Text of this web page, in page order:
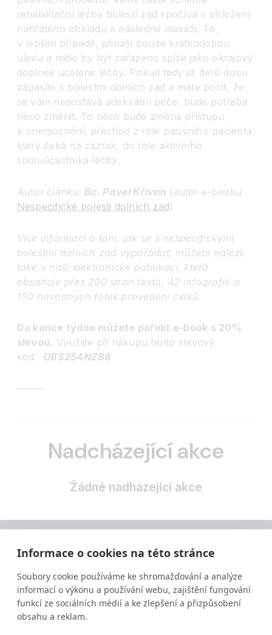
Informace o cookies na této stránce
Soubory cookie používáme ke shromažďování a analýze
informací o výkonu a používání webu, zajištění fungování
funkcí ze sociálních médií a ke zlepšení a přizpůsobení
obsahu a reklam.
rehabilitační léčby bolestí zad spočívá v přiložení
nahřátého obkladu a následné masáži. To,
v lepším případě, přináší pouze krátkodobou
úlevu a mělo by být zařazeno spíše jako okrajový
doplněk ucelené léčby. Pokud tedy již delší dobu
zápasíte s bolestmi dolních zad a máte pocit, že
se vám nedostává adekvátní péče, bude potřeba
něco změnit. To něco bude změna přístupu
k onemocnění; přechod z role pasivního pacienta,
který čeká na zázrak, do role aktivního
spoluúčastníka léčby.
Autor článku: Bc. Pavel Křivan (autor e-booku
Nespecifické bolesti dolních zad)
Více informací o tom, jak se s nespecifickými
bolestmi dolních zad vypořádat, můžete nalézt
také v naší elektronické publikaci, která
obsahuje přes 200 stran textu, 42 infografik a
150 návodných fotek provedení cviků.
Do konce týdne můžete pořídit e-book s 20%
slevou. Využijte při nákupu tento slevový
kód: OBS254NZB8
——–
Nadcházející akce
Žádné nadházející akce
Vzdělávání ve výživě a zdravém životním stylu